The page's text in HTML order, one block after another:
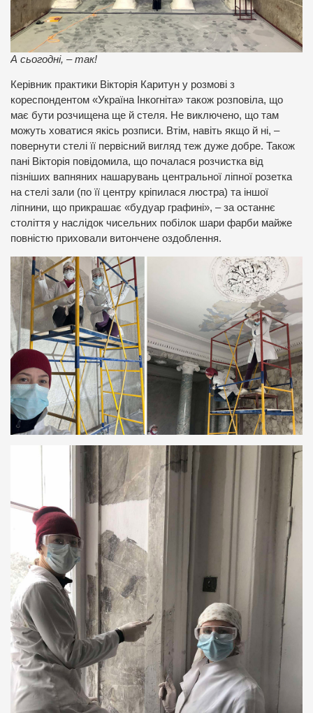
А сьогодні, – так!
Керівник практики Вікторія Каритун у розмові з
кореспондентом «Україна Інкогніта» також розповіла, що
має бути розчищена ще й стеля. Не виключено, що там
можуть ховатися якісь розписи. Втім, навіть якщо й ні, –
повернути стелі її первісний вигляд теж дуже добре. Також
пані Вікторія повідомила, що почалася розчистка від
пізніших вапняних нашарувань центральної ліпної розетка
на стелі зали (по її центру кріпилася люстра) та іншої
ліпнини, що прикрашає «будуар графині», – за останнє
століття у наслідок чисельних побілок шари фарби майже
повністю приховали витончене оздоблення.